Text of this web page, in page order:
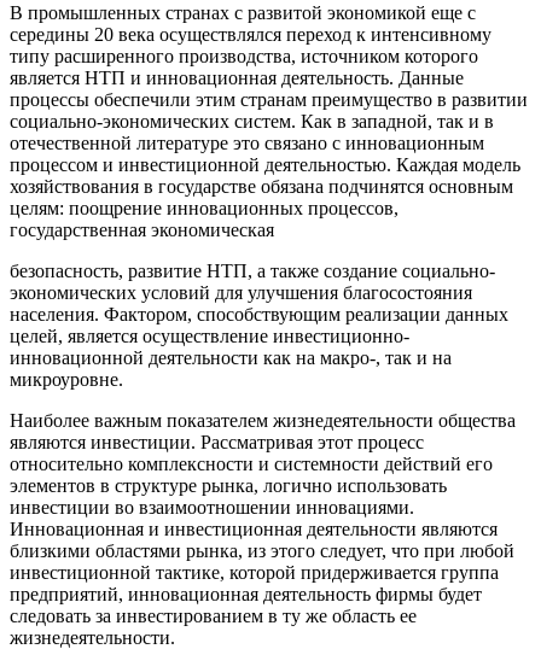
В промышленных странах с развитой экономикой еще с
середины 20 века осуществлялся переход к интенсивному
типу расширенного производства, источником которого
является НТП и инновационная деятельность. Данные
процессы обеспечили этим странам преимущество в развитии
социально-экономических систем. Как в западной, так и в
отечественной литературе это связано с инновационным
процессом и инвестиционной деятельностью. Каждая модель
хозяйствования в государстве обязана подчинятся основным
целям: поощрение инновационных процессов,
государственная экономическая
безопасность, развитие НТП, а также создание социально-
экономических условий для улучшения благосостояния
населения. Фактором, способствующим реализации данных
целей, является осуществление инвестиционно-
инновационной деятельности как на макро-, так и на
микроуровне.
Наиболее важным показателем жизнедеятельности общества
являются инвестиции. Рассматривая этот процесс
относительно комплексности и системности действий его
элементов в структуре рынка, логично использовать
инвестиции во взаимоотношении инновациями.
Инновационная и инвестиционная деятельности являются
близкими областями рынка, из этого следует, что при любой
инвестиционной тактике, которой придерживается группа
предприятий, инновационная деятельность фирмы будет
следовать за инвестированием в ту же область ее
жизнедеятельности.